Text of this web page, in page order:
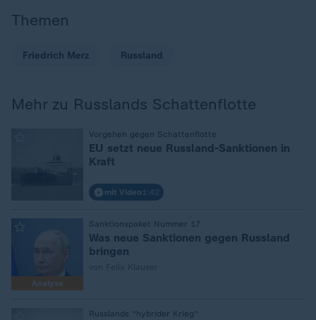
Themen
Friedrich Merz Russland
Mehr zu Russlands Schattenflotte
Vorgehen gegen Schattenflotte
EU setzt neue Russland-Sanktionen in
Kraft
mit Video 1:42
Analyse
Sanktionspaket Nummer 17
Was neue Sanktionen gegen Russland
bringen
Russlands "hybrider Krieg"